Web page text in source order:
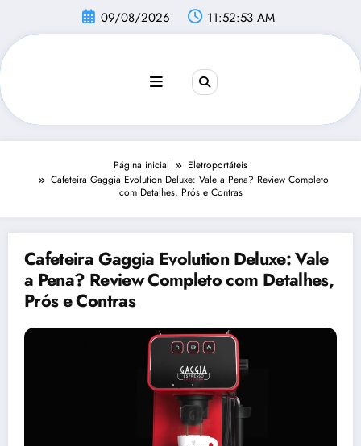
conteúdo
09/08/2026 11:52:54 AM
Página inicial
Eletroportáteis
Cafeteira Gaggia Evolution Deluxe: Vale a Pena? Review Completo
com Detalhes, Prós e Contras
Cafeteira Gaggia Evolution Deluxe: Vale
a Pena? Review Completo com Detalhes,
Prós e Contras